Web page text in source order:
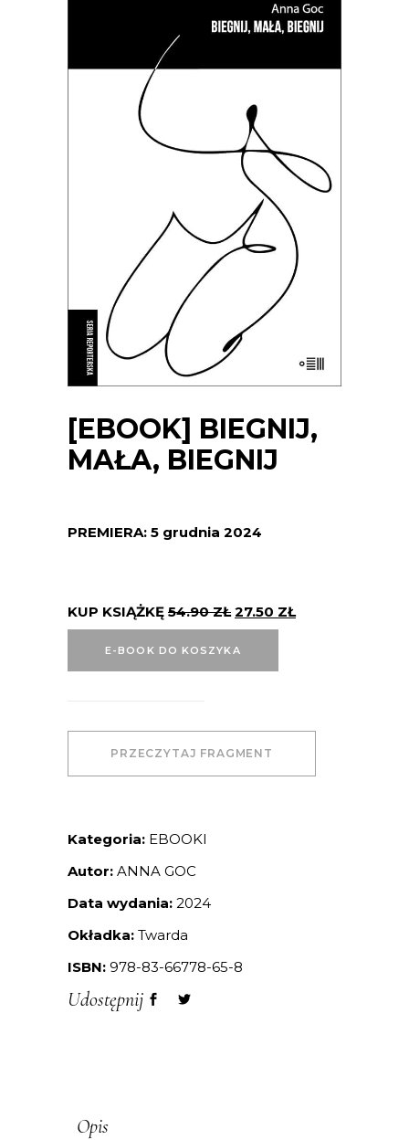
[EBOOK] BIEGNIJ,
MAŁA, BIEGNIJ
PREMIERA: 5 grudnia 2024
KUP KSIĄŻKĘ 54.90ZŁ 27.50 ZŁ
E-BOOK DO KOSZYKA
PRZECZYTAJ FRAGMENT
Kategoria: EBOOKI
Autor: ANNA GOC
Data wydania: 2024
Okładka: Twarda
ISBN: 978-83-66778-65-8
Udostępnij
Opis